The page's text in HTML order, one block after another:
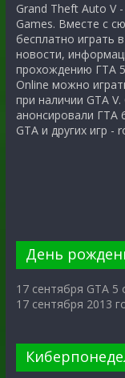
Grand Theft Auto V
Games. Вместе с
бесплатно играть
новости,
прохождению ГТА
Online можно
при наличии GTA
анонсировали ГТА
GTA и других игр -
День
17 сентября GTA
17 сентября 2013